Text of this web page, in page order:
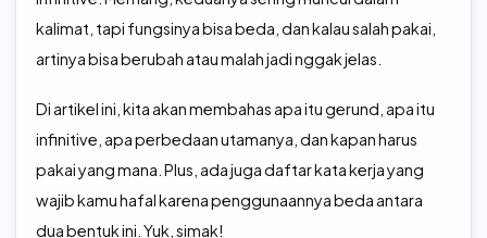
TOEFL Preparation
IELTS Preparation
TOEFL IBT Home Edition
kalimat, tapi fungsinya bisa beda, dan kalau salah pakai,
artinya bisa berubah atau malah jadi nggak jelas.
Di artikel ini, kita akan membahas apa itu gerund, apa itu
infinitive, apa perbedaan utamanya, dan kapan harus
pakai yang mana. Plus, ada juga daftar kata kerja yang
wajib kamu hafal karena penggunaannya beda antara
dua bentuk ini. Yuk, simak!